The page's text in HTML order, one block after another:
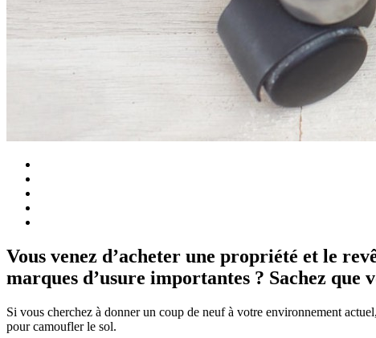
Vous venez d’acheter une propriété et le
marques d’usure importantes ? Sachez que
Si vous cherchez à donner un coup de neuf à votre environnement
pour camoufler le sol.